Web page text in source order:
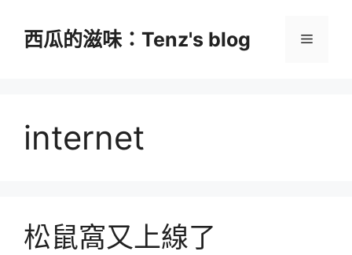
西瓜的滋味：Tenz's blog 選
internet
松鼠窩又上線了